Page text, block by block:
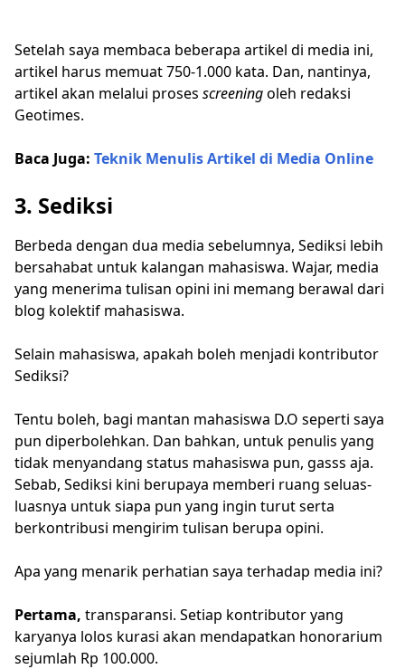
Setelah saya membaca beberapa artikel di media ini,
artikel harus memuat 750-1.000 kata. Dan, nantinya,
artikel akan melalui proses screeningoleh redaksi
Geotimes.
Baca Juga: Teknik Menulis Artikel di Media Online
3. Sediksi
Berbeda dengan dua media sebelumnya, Sediksi lebih
bersahabat untuk kalangan mahasiswa. Wajar, media
yang menerima tulisan opini ini memang berawal dari
blog kolektif mahasiswa.
Selain mahasiswa, apakah boleh menjadi kontributor
Sediksi?
Tentu boleh, bagi mantan mahasiswa D.O seperti saya
pun diperbolehkan. Dan bahkan, untuk penulis yang
tidak menyandang status mahasiswa pun, gasss aja.
Sebab, Sediksi kini berupaya memberi ruang seluas-
luasnya untuk siapa pun yang ingin turut serta
berkontribusi mengirim tulisan berupa opini.
Apa yang menarik perhatian saya terhadap media ini?
Pertama, transparansi. Setiap kontributor yang
karyanya lolos kurasi akan mendapatkan honorarium
sejumlah Rp 100.000.